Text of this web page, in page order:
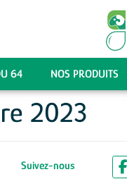
64 NOS PRODUITS
2023
Suivez-nous